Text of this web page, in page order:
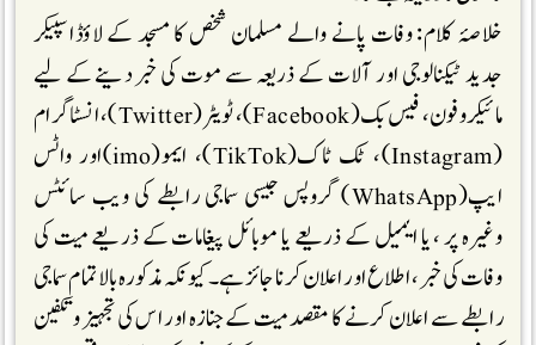
خلاصۂ کلام: وفات پانے والے مسلمان شخص کا مسجد کے لاؤڈاسپیکر
جدید ٹیکنالوجی اور آلات کے ذریعہ سے موت کی خبر دینے کے لیے
مائیکروفون، فیس بک(Facebook)، ٹویٹر(Twitter)، انسٹاگرام
(Instagram)، ٹک ٹاک(TikTok)، ایمو(imo)اور واٹس
ایپ(WhatsApp) گروپس جیسی سماجی رابطے کی ویب سائٹس
وغیرہ پر ، یا ایمیل کے ذریعے یا موبائل پیغامات کے ذریعے میت کی
وفات کی خبر ، اطلاع اور اعلان کرنا جائز ہے۔ کیونکہ مذکورہ بالا تمام سماجی
رابطے سے اعلان کرنے کا مقصد میت کے جنازہ اور اس کی تجہیز وتکفین